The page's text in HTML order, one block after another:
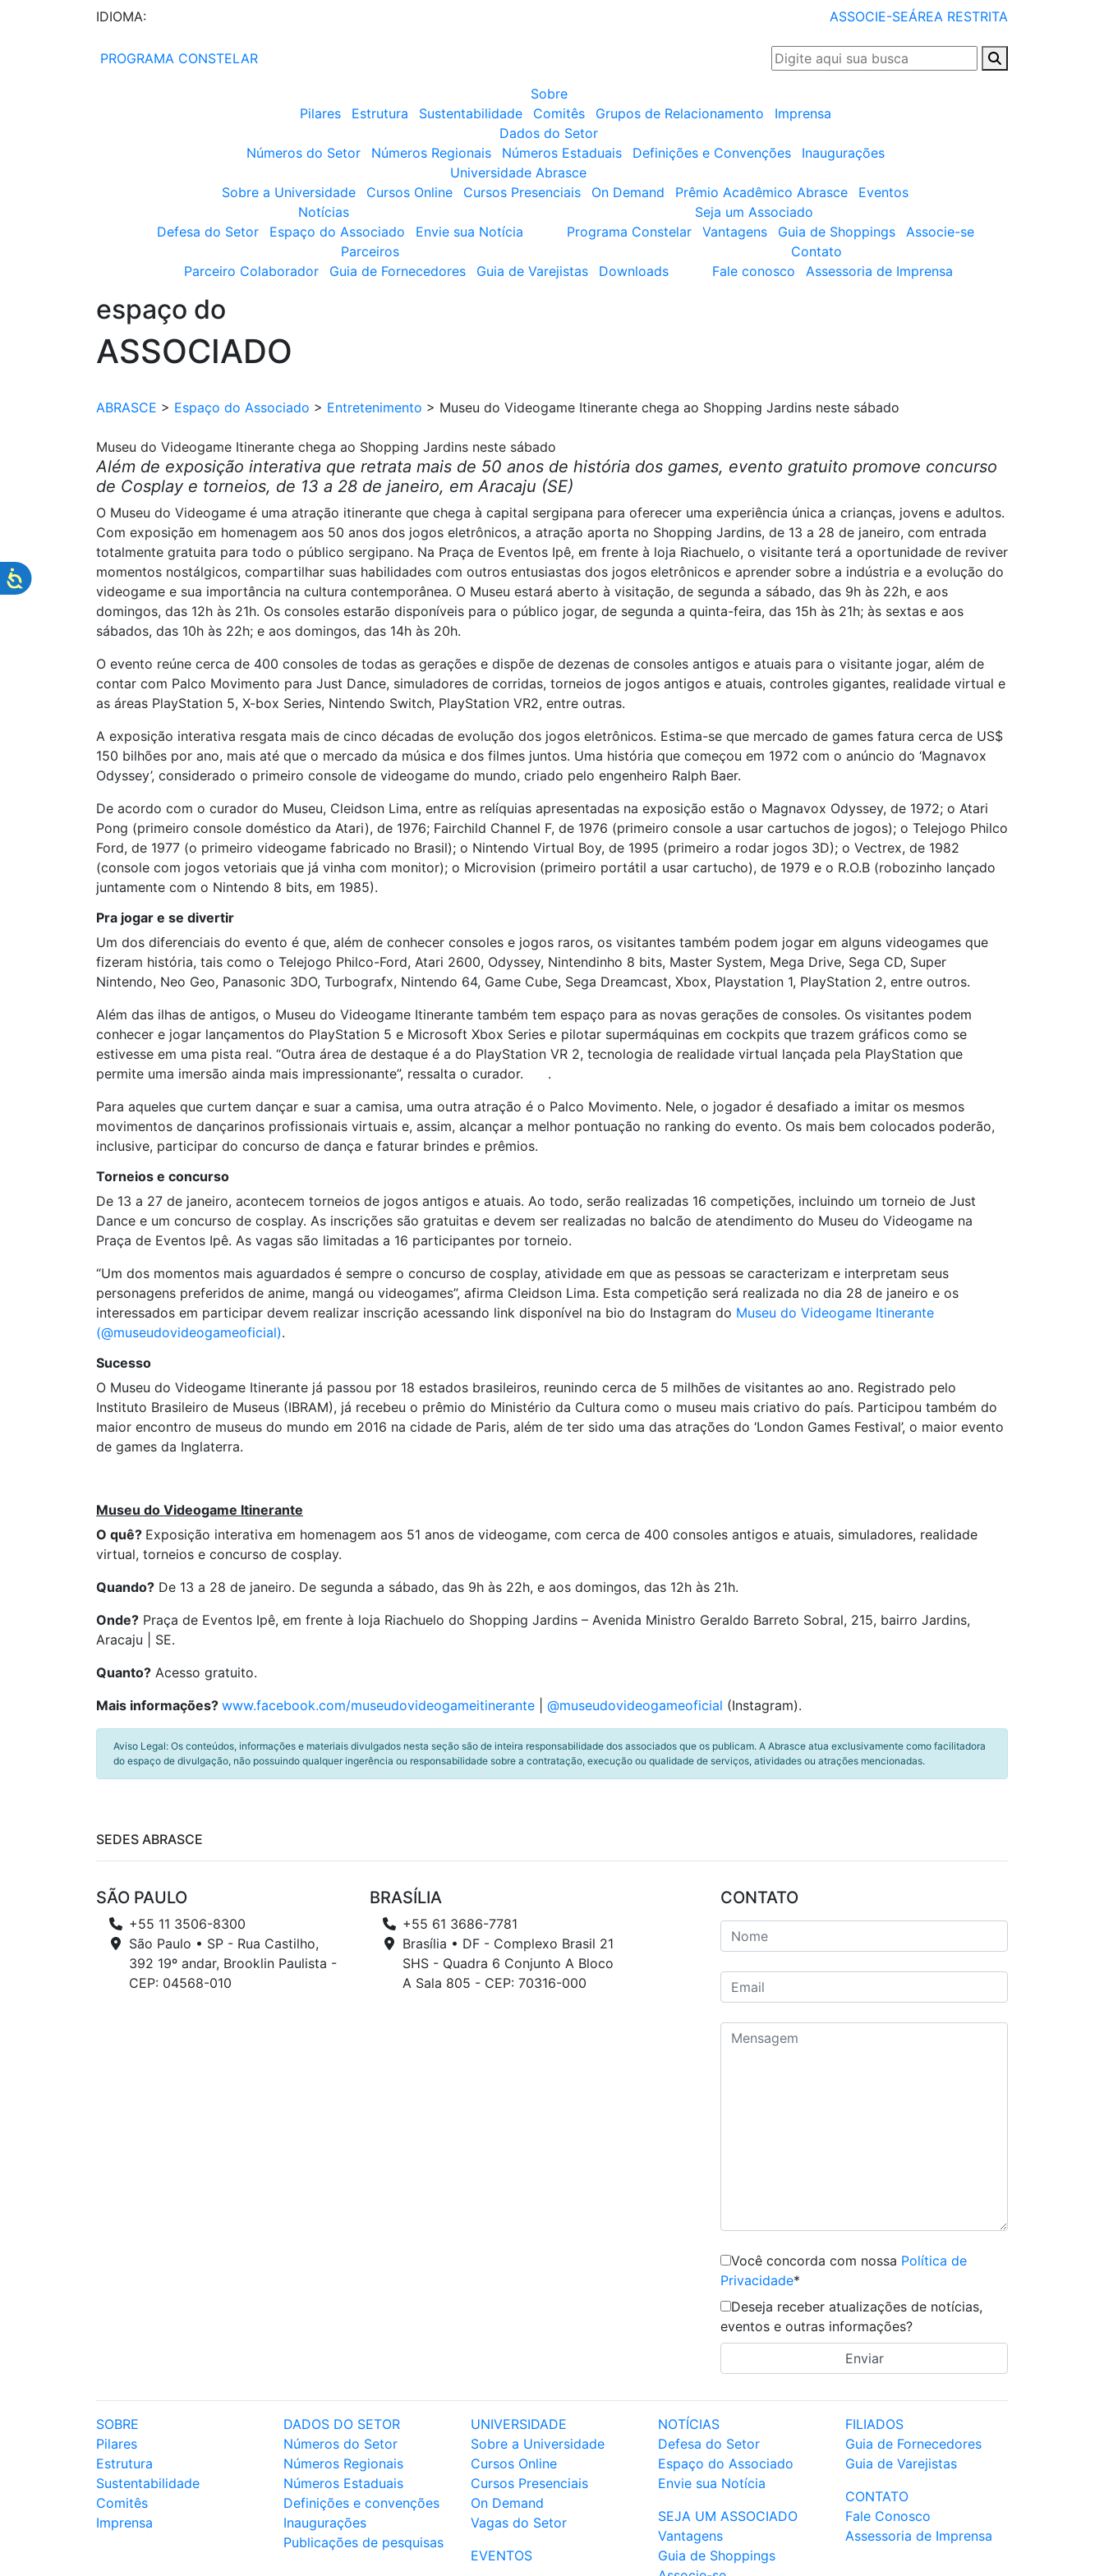
IDIOMA: ASSOCIE-SEÁREA RESTRITA
PROGRAMA CONSTELAR
Sobre
Pilares
Estrutura Sustentabilidade Comitês Grupos de Relacionamento
Imprensa
Dados do Setor
Números do Setor
Números Regionais Números Estaduais Definições e Convenções
Inaugurações
Universidade Abrasce
Sobre a Universidade
Cursos Online Cursos Presenciais On Demand Prêmio Acadêmico Abrasce
Eventos
Notícias
Defesa do Setor
Espaço do Associado Envie sua Notícia
Seja um Associado
Programa Constelar
Vantagens Guia de Shoppings
Associe-se
Parceiros
Parceiro Colaborador
Guia de Fornecedores Guia de Varejistas Downloads
Contato
Fale conosco
Assessoria de Imprensa
espaço do
ASSOCIADO
ABRASCE > Espaço do Associado > Entretenimento > Museu do Videogame Itinerante chega ao Shopping Jardins neste sábado
Museu do Videogame Itinerante chega ao Shopping Jardins neste sábado
Além de exposição interativa que retrata mais de 50 anos de história dos games, evento gratuito promove concurso
de Cosplay e torneios, de 13 a 28 de janeiro, em Aracaju (SE)
O Museu do Videogame é uma atração itinerante que chega à capital sergipana para oferecer uma experiência única a crianças, jovens e adultos.
Com exposição em homenagem aos 50 anos dos jogos eletrônicos, a atração aporta no Shopping Jardins, de 13 a 28 de janeiro, com entrada
totalmente gratuita para todo o público sergipano. Na Praça de Eventos Ipê, em frente à loja Riachuelo, o visitante terá a oportunidade de reviver
momentos nostálgicos, compartilhar suas habilidades com outros entusiastas dos jogos eletrônicos e aprender sobre a indústria e a evolução do
videogame e sua importância na cultura contemporânea. O Museu estará aberto à visitação, de segunda a sábado, das 9h às 22h, e aos
domingos, das 12h às 21h. Os consoles estarão disponíveis para o público jogar, de segunda a quinta-feira, das 15h às 21h; às sextas e aos
sábados, das 10h às 22h; e aos domingos, das 14h às 20h.
O evento reúne cerca de 400 consoles de todas as gerações e dispõe de dezenas de consoles antigos e atuais para o visitante jogar, além de
contar com Palco Movimento para Just Dance, simuladores de corridas, torneios de jogos antigos e atuais, controles gigantes, realidade virtual e
as áreas PlayStation 5, X-box Series, Nintendo Switch, PlayStation VR2, entre outras.
A exposição interativa resgata mais de cinco décadas de evolução dos jogos eletrônicos. Estima-se que mercado de games fatura cerca de US$
150 bilhões por ano, mais até que o mercado da música e dos filmes juntos. Uma história que começou em 1972 com o anúncio do ‘Magnavox
Odyssey’, considerado o primeiro console de videogame do mundo, criado pelo engenheiro Ralph Baer.
De acordo com o curador do Museu, Cleidson Lima, entre as relíquias apresentadas na exposição estão o Magnavox Odyssey, de 1972; o Atari
Pong (primeiro console doméstico da Atari), de 1976; Fairchild Channel F, de 1976 (primeiro console a usar cartuchos de jogos); o Telejogo Philco
Ford, de 1977 (o primeiro videogame fabricado no Brasil); o Nintendo Virtual Boy, de 1995 (primeiro a rodar jogos 3D); o Vectrex, de 1982
(console com jogos vetoriais que já vinha com monitor); o Microvision (primeiro portátil a usar cartucho), de 1979 e o R.O.B (robozinho lançado
juntamente com o Nintendo 8 bits, em 1985).
Pra jogar e se divertir
Um dos diferenciais do evento é que, além de conhecer consoles e jogos raros, os visitantes também podem jogar em alguns videogames que
fizeram história, tais como o Telejogo Philco-Ford, Atari 2600, Odyssey, Nintendinho 8 bits, Master System, Mega Drive, Sega CD, Super
Nintendo, Neo Geo, Panasonic 3DO, Turbografx, Nintendo 64, Game Cube, Sega Dreamcast, Xbox, Playstation 1, PlayStation 2, entre outros.
Além das ilhas de antigos, o Museu do Videogame Itinerante também tem espaço para as novas gerações de consoles. Os visitantes podem
conhecer e jogar lançamentos do PlayStation 5 e Microsoft Xbox Series e pilotar supermáquinas em cockpits que trazem gráficos como se
estivesse em uma pista real. “Outra área de destaque é a do PlayStation VR 2, tecnologia de realidade virtual lançada pela PlayStation que
permite uma imersão ainda mais impressionante”, ressalta o curador. .
Para aqueles que curtem dançar e suar a camisa, uma outra atração é o Palco Movimento. Nele, o jogador é desafiado a imitar os mesmos
movimentos de dançarinos profissionais virtuais e, assim, alcançar a melhor pontuação no ranking do evento. Os mais bem colocados poderão,
inclusive, participar do concurso de dança e faturar brindes e prêmios.
Torneios e concurso
De 13 a 27 de janeiro, acontecem torneios de jogos antigos e atuais. Ao todo, serão realizadas 16 competições, incluindo um torneio de Just
Dance e um concurso de cosplay. As inscrições são gratuitas e devem ser realizadas no balcão de atendimento do Museu do Videogame na
Praça de Eventos Ipê. As vagas são limitadas a 16 participantes por torneio.
“Um dos momentos mais aguardados é sempre o concurso de cosplay, atividade em que as pessoas se caracterizam e interpretam seus
personagens preferidos de anime, mangá ou videogames”, afirma Cleidson Lima. Esta competição será realizada no dia 28 de janeiro e os
interessados em participar devem realizar inscrição acessando link disponível na bio do Instagram do Museu do Videogame Itinerante
(@museudovideogameoficial).
Sucesso
O Museu do Videogame Itinerante já passou por 18 estados brasileiros, reunindo cerca de 5 milhões de visitantes ao ano. Registrado pelo
Instituto Brasileiro de Museus (IBRAM), já recebeu o prêmio do Ministério da Cultura como o museu mais criativo do país. Participou também do
maior encontro de museus do mundo em 2016 na cidade de Paris, além de ter sido uma das atrações do ‘London Games Festival’, o maior evento
de games da Inglaterra.
Museu do Videogame Itinerante
O quê? Exposição interativa em homenagem aos 51 anos de videogame, com cerca de 400 consoles antigos e atuais, simuladores, realidade
virtual, torneios e concurso de cosplay.
Quando? De 13 a 28 de janeiro. De segunda a sábado, das 9h às 22h, e aos domingos, das 12h às 21h.
Onde? Praça de Eventos Ipê, em frente à loja Riachuelo do Shopping Jardins – Avenida Ministro Geraldo Barreto Sobral, 215, bairro Jardins,
Aracaju | SE.
Quanto? Acesso gratuito.
Mais informações? www.facebook.com/museudovideogameitinerante @museudovideogameoficial (Instagram).
Aviso Legal: Os conteúdos, informações e materiais divulgados nesta seção são de inteira responsabilidade dos associados que os publicam. A Abrasce atua exclusivamente como facilitadora
do espaço de divulgação, não possuindo qualquer ingerência ou responsabilidade sobre a contratação, execução ou qualidade de serviços, atividades ou atrações mencionadas.
SEDES ABRASCE
SÃO PAULO
+55 11 3506-8300
São Paulo • SP - Rua Castilho,
392 19º andar, Brooklin Paulista -
CEP: 04568-010
BRASÍLIA
+55 61 3686-7781
Brasília • DF - Complexo Brasil 21
SHS - Quadra 6 Conjunto A Bloco
A Sala 805 - CEP: 70316-000
CONTATO
Você concorda com nossa Política de
Privacidade*
Deseja receber atualizações de notícias,
eventos e outras informações?
SOBRE
Pilares
Estrutura
Sustentabilidade
Comitês
Imprensa
DADOS DO SETOR
Números do Setor
Números Regionais
Números Estaduais
Definições e convenções
Inaugurações
Publicações de pesquisas
UNIVERSIDADE
Sobre a Universidade
Cursos Online
Cursos Presenciais
On Demand
Vagas do Setor
EVENTOS
NOTÍCIAS
Defesa do Setor
Espaço do Associado
Envie sua Notícia
SEJA UM ASSOCIADO
Vantagens
Guia de Shoppings
FILIADOS
Guia de Fornecedores
Guia de Varejistas
CONTATO
Fale Conosco
Assessoria de Imprensa